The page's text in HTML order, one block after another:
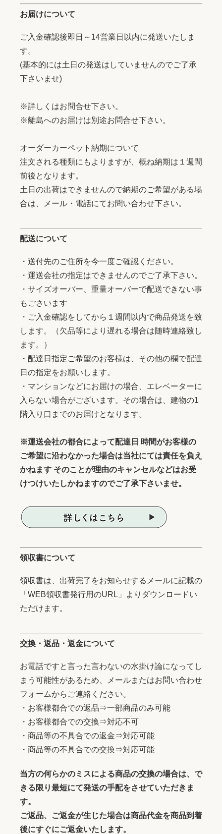
お届けについて
ご入金確認後即日～14営業日以内に発送いたしま
す。
(基本的には土日の発送はしていませんのでご了承
下さいませ)
※詳しくはお問合せ下さい。
※離島へのお届けは別途お問合せ下さい。
オーダーカーペット納期について
注文される種類にもよりますが、概ね納期は１週間
前後となります。
土日の出荷はできませんので納期のご希望がある場
合は、メール・電話にてお問い合わせ下さい。
配送について
・送付先のご住所を今一度ご確認ください。
・運送会社の指定はできませんのでご了承下さい。
・サイズオーバー、重量オーバーで配送できない事
もごさいます
・ご入金確認をしてから１週間以内で商品発送を致
します。（欠品等により遅れる場合は随時連絡致し
ます。）
・配達日指定ご希望のお客様は、その他の欄で配達
日の指定をお願いします。
・マンションなどにお届けの場合、エレベーターに
入らない場合がございます。その場合は、建物の1
階入り口までのお届けとなります。
※運送会社の都合によって配達日 時間がお客様の
ご希望に沿わなかった場合は当社にては責任を負え
かねます そのことが理由のキャンセルなどはお受
けつけいたしかねますのでご了承下さいませ。
領収書について
領収書は、出荷完了をお知らせするメールに記載の
「WEB領収書発行用のURL」よりダウンロードい
ただけます。
交換・返品・返金について
お電話ですと言った言わないの水掛け論になってし
まう可能性があるため、メールまたはお問い合わせ
フォームからご連絡ください。
・お客様都合での返品⇒一部商品のみ可能
・お客様都合での交換⇒対応不可
・商品等の不具合での返金⇒対応可能
・商品等の不具合での交換⇒対応可能
当方の何らかのミスによる商品の交換の場合は、で
きる限り最短にて発送の手配をさせていただきま
す。
ご返品、ご返金が生じた場合は商品代金を商品到着
後にすぐにご返金いたします。